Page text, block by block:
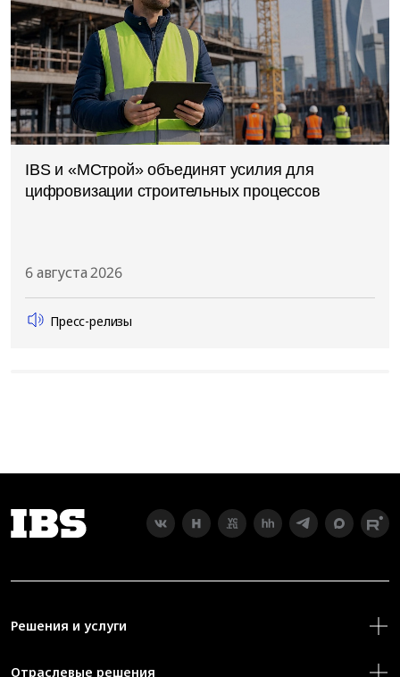
IBS и «МСтрой» объединят усилия для
цифровизации строительных процессов
6 августа 2026
Пресс-релизы
Решения и услуги
Отраслевые решения